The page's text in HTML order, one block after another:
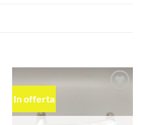
In offerta
dei
desideri